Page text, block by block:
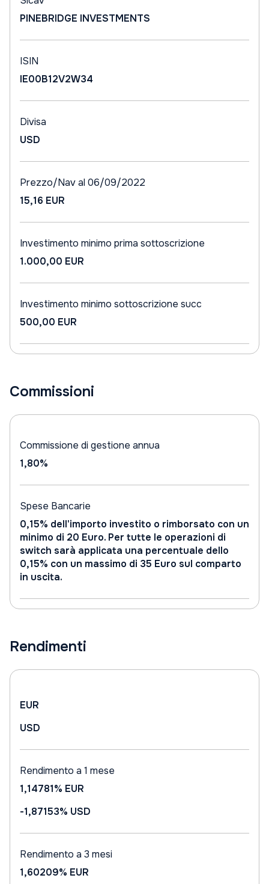
PINEBRIDGE INVESTMENTS
ISIN
IE00B12V2W34
Divisa
USD
Prezzo/Nav al 06/09/2022
15,16 EUR
Investimento minimo prima sottoscrizione
1.000,00 EUR
Investimento minimo sottoscrizione succ
500,00 EUR
Commissioni
Commissione di gestione annua
1,80%
Spese Bancarie
0,15% dell'importo investito o rimborsato con un
minimo di 20 Euro. Per tutte le operazioni di
switch sarà applicata una percentuale dello
0,15% con un massimo di 35 Euro sul comparto
in uscita.
Rendimenti
EUR
USD
Rendimento a 1 mese
1,14781% EUR
-1,87153% USD
Rendimento a 3 mesi
1,60209% EUR